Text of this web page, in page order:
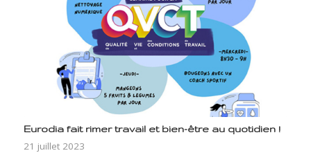
Eurodia fait rimer travail et bien-être au quotidien !
21 juillet 2023